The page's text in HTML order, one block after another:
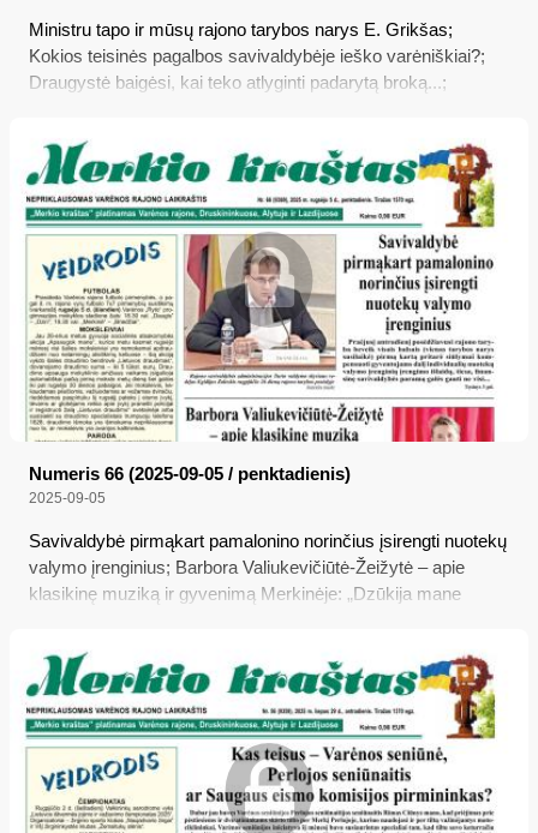
Ministru tapo ir mūsų rajono tarybos narys E. Grikšas;
Kokios teisinės pagalbos savivaldybėje ieško varėniškiai?;
Draugystė baigėsi, kai teko atlyginti padarytą broką...;
dalinama parama
Numeris 66 (2025-09-05 / penktadienis)
2025-09-05
Savivaldybė pirmąkart pamalonino norinčius įsirengti nuotekų
valymo įrenginius; Barbora Valiukevičiūtė-Žeižytė – apie
klasikinę muziką ir gyvenimą Merkinėje: „Dzūkija mane
paminklo Merkinėje išniekinimo byla; Jau galima pateikti
prašymus būsto šildymo išlaidų kompensacijoms gauti